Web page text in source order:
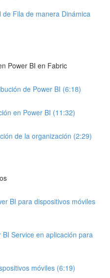
Fila de manera Dinámica
Power BI en Fabric
de Power BI (6:18)
en Power BI (11:32)
de la organización (2:29)
BI para dispositivos móviles
Service en aplicación para
móviles (6:19)